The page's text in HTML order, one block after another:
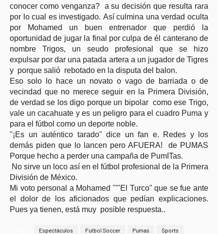
conocer como venganza? a su decisión que resulta rara
por lo cual es investigado. Así culmina una verdad oculta
por Mohamed un buen entrenador que perdió la
oportunidad de jugar la final por culpa de él canterano de
nombre Trigos, un seudo profesional que se hizo
expulsar por dar una patada artera a un jugador de Tigres
y porque salió rebotado en la disputa del balon.
Eso solo lo hace un novato o vago de barriada o de
vecindad que no merece seguir en la Primera División,
de verdad se los digo porque un bipolar como ese Trigo,
vale un cacahuate y es un peligro para el cuadro Puma y
para el fútbol como un deporte noble.
"¡Es un auténtico tarado" dice un fan e. Redes y los
demás piden que lo lancen pero AFUERA! de PUMAS
Porque hecho a perder una campaña de PumITas.
No sirve un loco así en el fútbol profesional de la Primera
División de México.
Mi voto personal a Mohamed "'"El Turco" que se fue ante
el dolor de los aficionados que pedían explicaciones.
Pues ya tienen, está muy posible respuesta..
Espectáculos Futbol Soccer Pumas Sports